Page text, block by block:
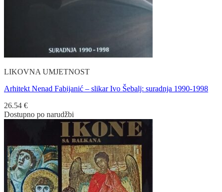
LIKOVNA UMJETNOST
Arhitekt Nenad Fabijanić – slikar Ivo Šebalj: suradnja 1990-1998
26.54 €
Dostupno po narudžbi